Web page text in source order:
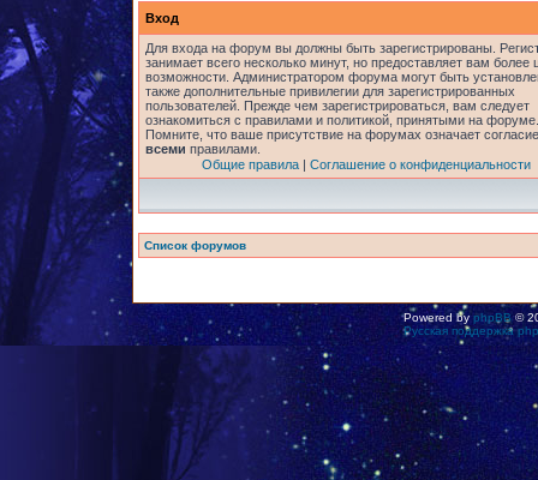
Вход
Для входа на форум вы должны быть зарегистрированы.
занимает всего несколько минут, но предоставляет вам более
возможности. Администратором форума могут быть
также дополнительные привилегии для зарегистрированных
пользователей. Прежде чем зарегистрироваться, вам следует
ознакомиться с правилами и политикой, принятыми на форуме.
Помните, что ваше присутствие на форумах означает
всеми правилами.
Общие правила | Соглашение о конфиденциальности
Список форумов
Powered byphpBB©
Русская поддержка